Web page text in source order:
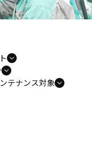
テナンス対象